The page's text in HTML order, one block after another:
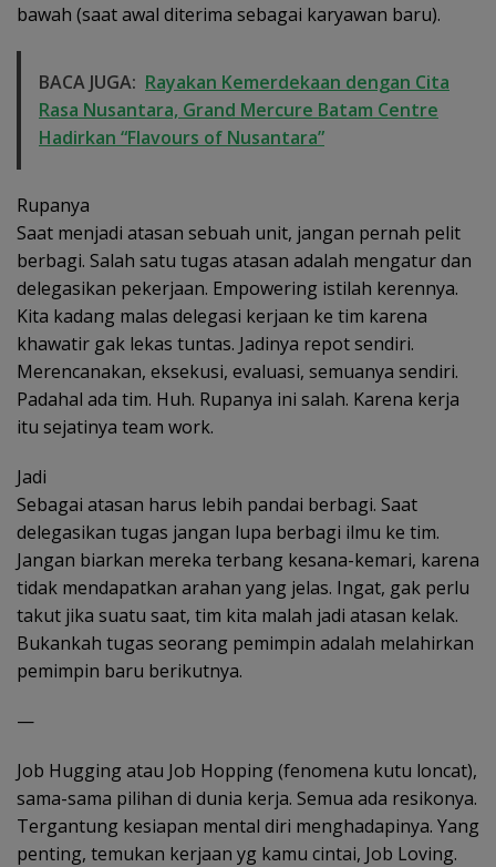
bawah (saat awal diterima sebagai karyawan baru).
BACA JUGA: Rayakan Kemerdekaan dengan Cita
Rasa Nusantara, Grand Mercure Batam Centre
Hadirkan “Flavours of Nusantara”
Rupanya
Saat menjadi atasan sebuah unit, jangan pernah pelit
berbagi. Salah satu tugas atasan adalah mengatur dan
delegasikan pekerjaan. Empowering istilah kerennya.
Kita kadang malas delegasi kerjaan ke tim karena
khawatir gak lekas tuntas. Jadinya repot sendiri.
Merencanakan, eksekusi, evaluasi, semuanya sendiri.
Padahal ada tim. Huh. Rupanya ini salah. Karena kerja
itu sejatinya team work.
Jadi
Sebagai atasan harus lebih pandai berbagi. Saat
delegasikan tugas jangan lupa berbagi ilmu ke tim.
Jangan biarkan mereka terbang kesana-kemari, karena
tidak mendapatkan arahan yang jelas. Ingat, gak perlu
takut jika suatu saat, tim kita malah jadi atasan kelak.
Bukankah tugas seorang pemimpin adalah melahirkan
pemimpin baru berikutnya.
—
Job Hugging atau Job Hopping (fenomena kutu loncat),
sama-sama pilihan di dunia kerja. Semua ada resikonya.
Tergantung kesiapan mental diri menghadapinya. Yang
penting, temukan kerjaan yg kamu cintai, Job Loving.